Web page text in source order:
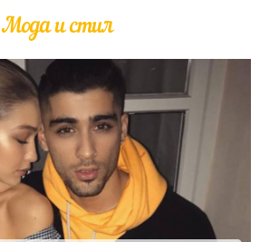
Мода и стил